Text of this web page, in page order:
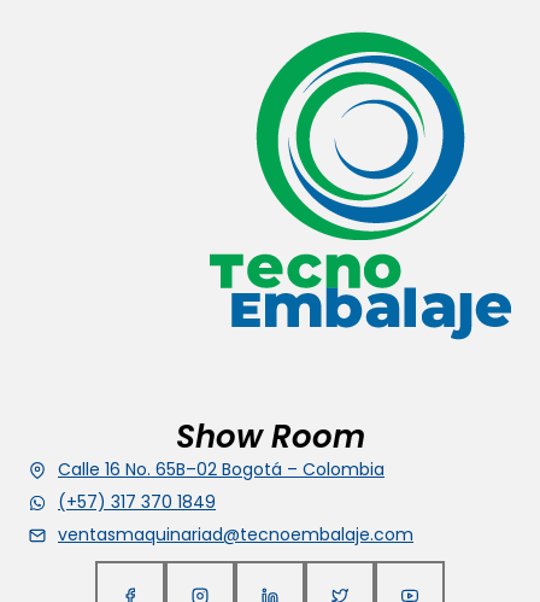
Show Room
Calle 16 No. 65B–02 Bogotá – Colombia
(+57) 317 370 1849
ventasmaquinariad@tecnoembalaje.com